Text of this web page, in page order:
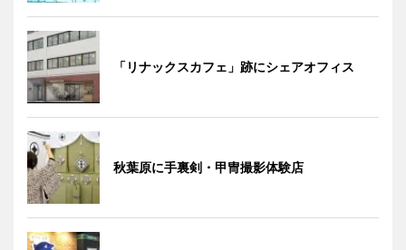
「リナックスカフェ」跡にシェアオフィス
秋葉原に手裏剣・甲冑撮影体験店